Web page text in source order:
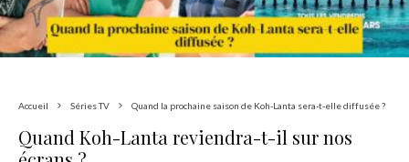
Accueil Séries TV Quand la prochaine saison de Koh-Lanta sera-t-elle diffusée ?
Quand Koh-Lanta reviendra-t-il sur nos